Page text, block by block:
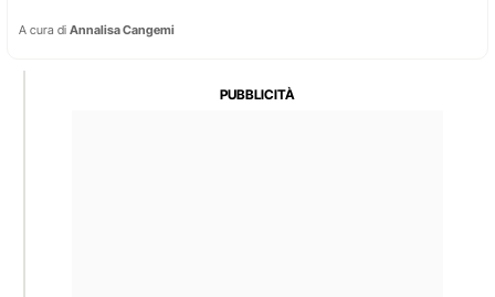
A cura di Annalisa Cangemi